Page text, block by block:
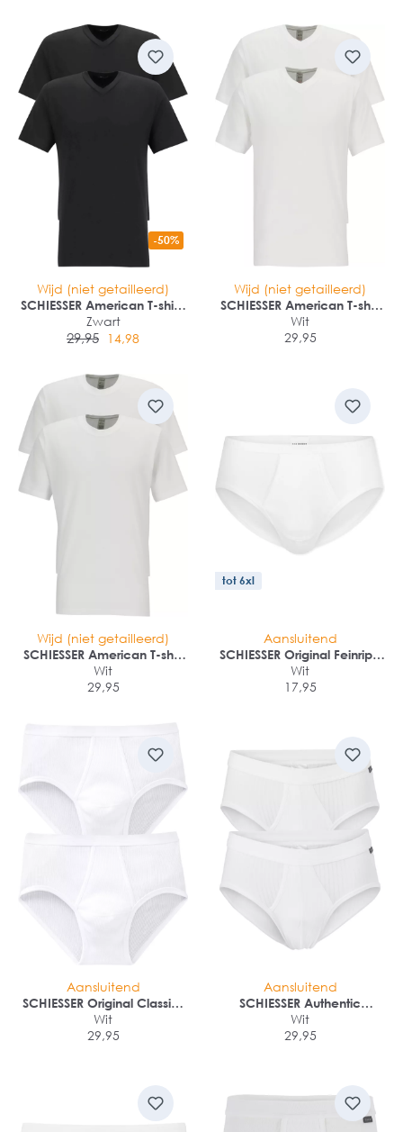
-50%
Wijd (niet getailleerd)
SCHIESSER American T-shirts
(2-pack)
Zwart
29,95 14,98
Wijd (niet getailleerd)
SCHIESSER American T-shirt
(2-pack)
Wit
29,95
Wijd (niet getailleerd)
SCHIESSER American T-shirt
(2-pack)
Wit
29,95
tot 6xl
Aansluitend
SCHIESSER Original Feinripp
sportslip (1-pack)
Wit
17,95
Aansluitend
SCHIESSER Original Classics
sportslip (2-pack)
Wit
29,95
Aansluitend
SCHIESSER Authentic
sportslips (2-pack)
Wit
29,95